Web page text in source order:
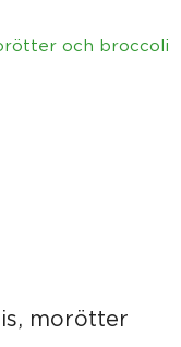
morötter